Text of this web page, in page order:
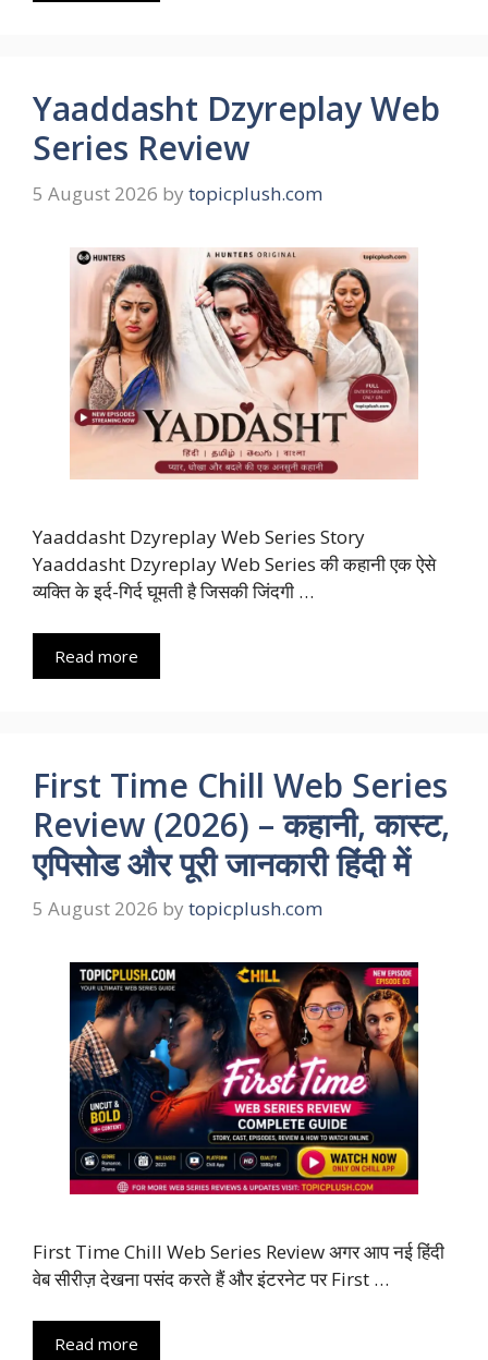
Yaaddasht Dzyreplay Web
Series Review
5 August 2026 by topicplush.com
Yaaddasht Dzyreplay Web Series Story
Yaaddasht Dzyreplay Web Series की कहानी एक ऐसे
व्यक्ति के इर्द-गिर्द घूमती है जिसकी जिंदगी …
Read more
First Time Chill Web Series
Review (2026) – कहानी, कास्ट,
एपिसोड और पूरी जानकारी हिंदी में
5 August 2026 by topicplush.com
First Time Chill Web Series Review अगर आप नई हिंदी
वेब सीरीज़ देखना पसंद करते हैं और इंटरनेट पर First …
Read more